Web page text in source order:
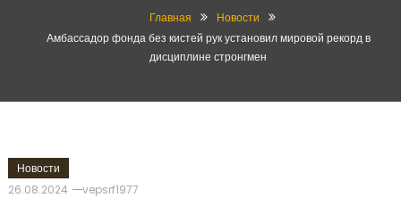
Главная
Новости
Амбассадор фонда без кистей рук установил мировой рекорд в
дисциплине стронгмен
Новости
26.08.2024
vepsrf1977